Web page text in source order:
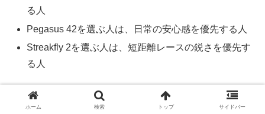
る人
Pegasus 42を選ぶ人は、日常の安心感を優先する人
Streakfly 2を選ぶ人は、短距離レースの鋭さを優先す
る人
とくにフルマラソンへ向けて一足で練習量をこなしたい人
ホーム 検索 トップ サイドバー